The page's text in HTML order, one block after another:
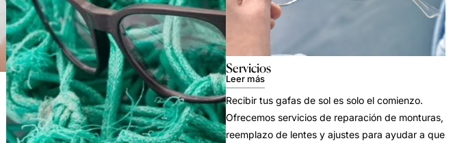
Servicios
Leer más
Recibir tus gafas de sol es solo el comienzo.
Ofrecemos servicios de reparación de monturas,
reemplazo de lentes y ajustes para ayudar a que